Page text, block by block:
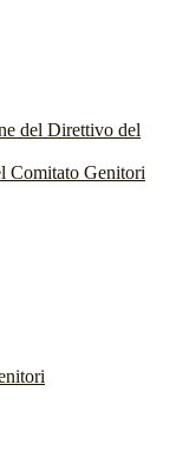
del Direttivo del
Comitato Genitori